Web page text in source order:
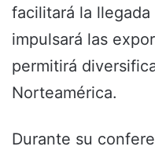
facilitará la
impulsará las
permitirá
Norteamérica.
Durante su